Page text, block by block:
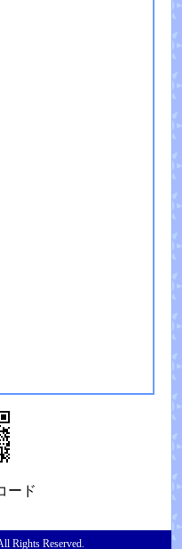
ード
Rights Reserved.